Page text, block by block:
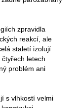
zpravidla
reakcí, ale
staletí izolují
letech
problém ani
s vlhkostí velmi